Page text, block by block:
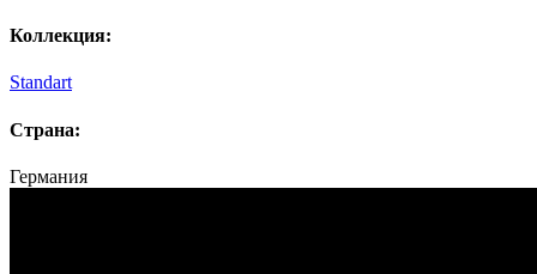
Коллекция:
Standart
Страна:
Германия